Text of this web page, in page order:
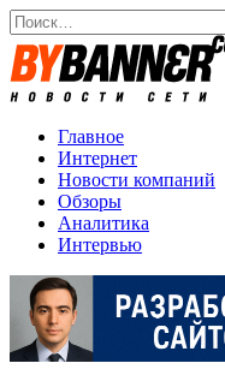
Перейти
к
содержанию
Search
for:
Главное
Интернет
Новости компаний
Обзоры
Аналитика
Интервью